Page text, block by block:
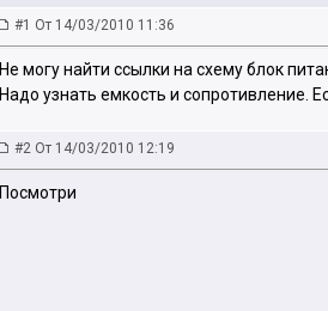
#1 От 14/03/2010 11:36
Не могу найти ссылки на схему блок
Надо узнать емкость и сопротивление.
#2 От 14/03/2010 12:19
Посмотри